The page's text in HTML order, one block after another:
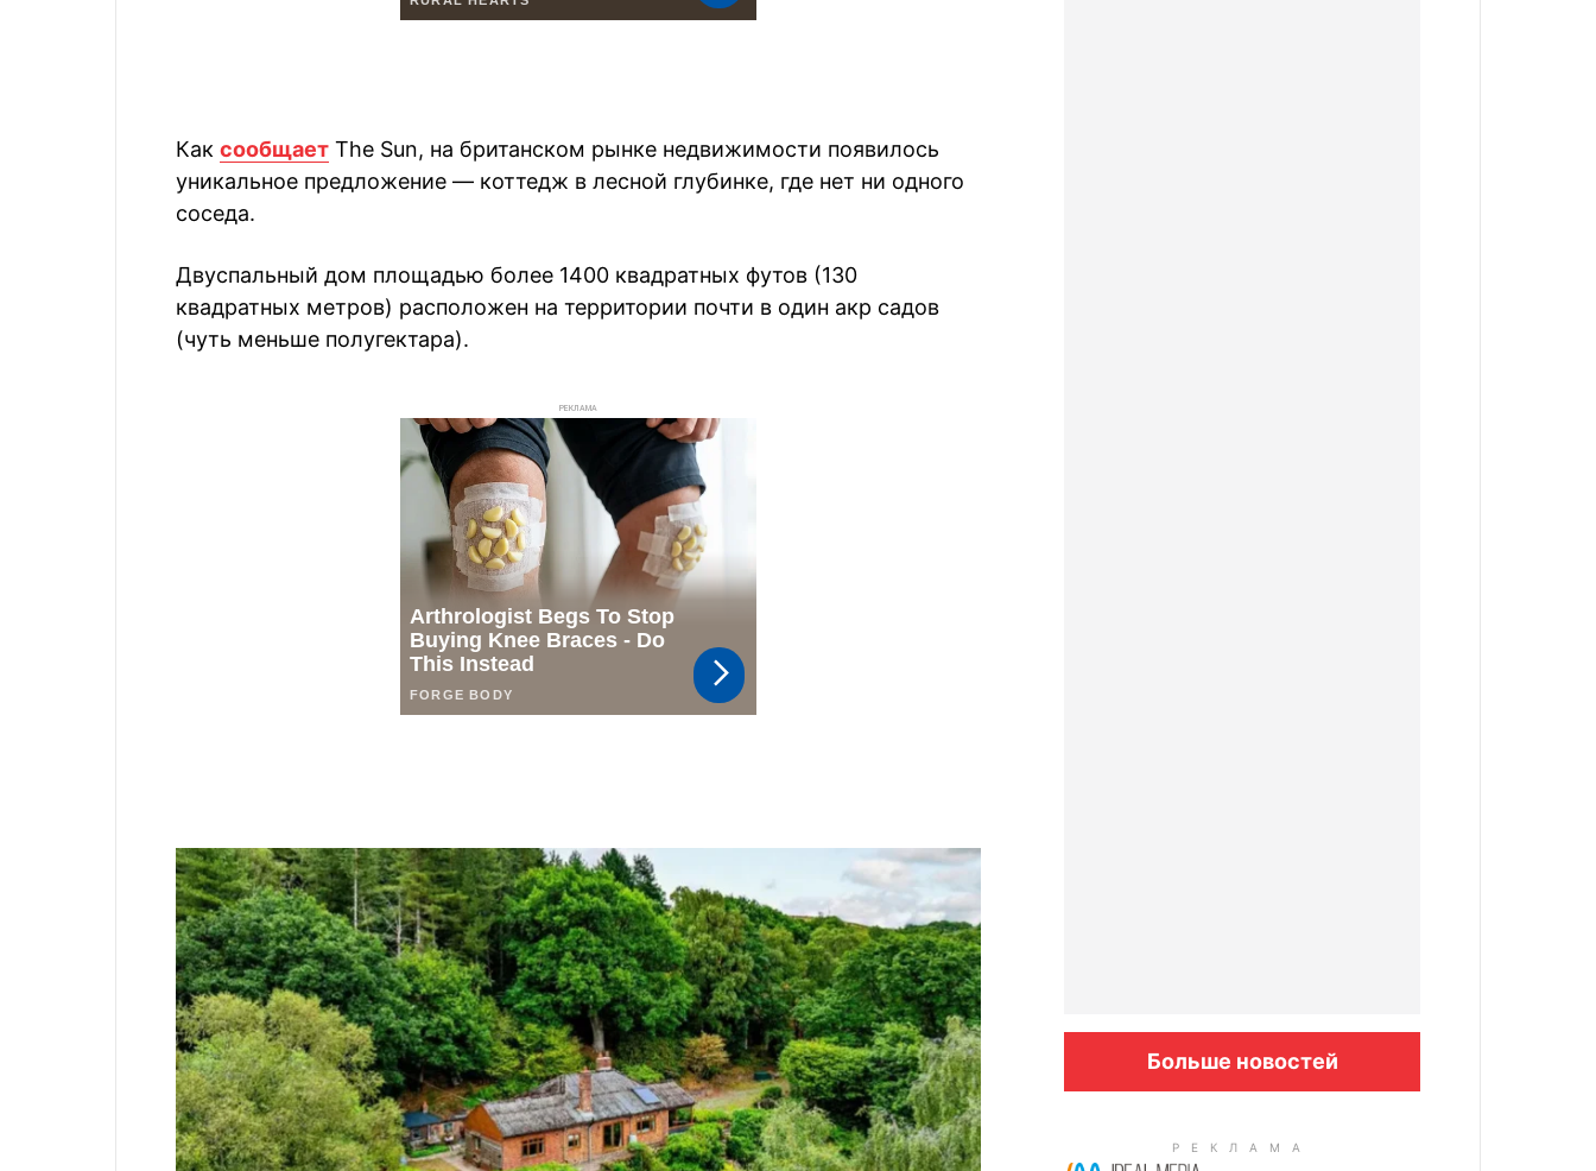
Как сообщает The Sun, на британском рынке недвижимости появилось
уникальное предложение — коттедж в лесной глубинке, где нет ни одного
соседа.
Двуспальный дом площадью более 1400 квадратных футов (130
квадратных метров) расположен на территории почти в один акр садов
(чуть меньше полугектара).
РЕКЛАМА
Больше новостей